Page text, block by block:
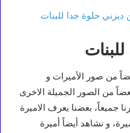
حلوة جدا للبنات
من صور الأميرات و
من الصور الجميلة الاخرى
جميعاً، بعضنا يعرف الاميرة
و نشاهد أيضاً أميرة